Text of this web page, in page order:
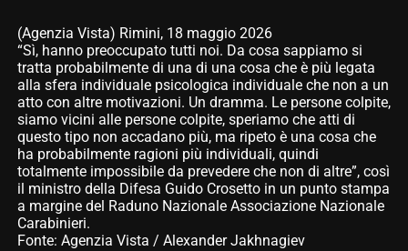
(Agenzia Vista) Rimini, 18 maggio 2026
“Sì, hanno preoccupato tutti noi. Da cosa sappiamo si
tratta probabilmente di una di una cosa che è più legata
alla sfera individuale psicologica individuale che non a un
atto con altre motivazioni. Un dramma. Le persone colpite,
siamo vicini alle persone colpite, speriamo che atti di
questo tipo non accadano più, ma ripeto è una cosa che
ha probabilmente ragioni più individuali, quindi
totalmente impossibile da prevedere che non di altre”, così
il ministro della Difesa Guido Crosetto in un punto stampa
a margine del Raduno Nazionale Associazione Nazionale
Carabinieri.
Fonte: Agenzia Vista / Alexander Jakhnagiev